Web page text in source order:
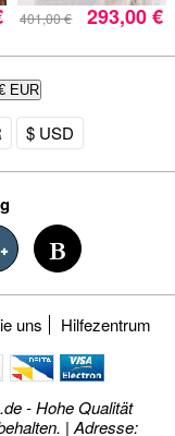
401,00 € 293,00 €
EUR
$ USD
uns Hilfezentrum
- Hohe Qualität
| Adresse: